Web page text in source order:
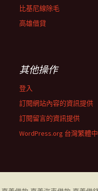
比基尼線除毛
高雄借貸
其他操作
登入
訂閱網站內容的資訊提供
訂閱留言的資訊提供
WordPress.org 台灣繁體